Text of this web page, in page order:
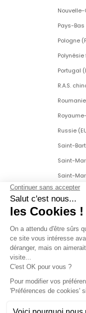
Pays-Bas
Pologne
Portugal
R.A.S.
Russie
Saint-
Saint-
Saint-
Saint-
Saint-
Slovaquie
Slovénie
Suède
Suisse
Svalbard